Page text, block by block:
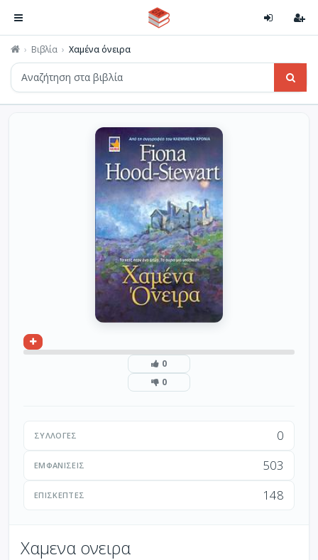
Βιβλία Χαμένα όνειρα
0
0
ΣΥΛΛΟΓΈΣ 0
ΕΜΦΑΝΊΣΕΙΣ 503
ΕΠΙΣΚΈΠΤΕΣ 148
Χαμενα ονειρα